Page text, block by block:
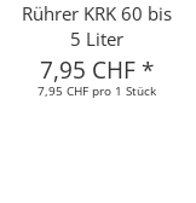
Rührer KRK 60 bis
5 Liter
7,95 CHF *
7,95 CHF pro 1 Stück